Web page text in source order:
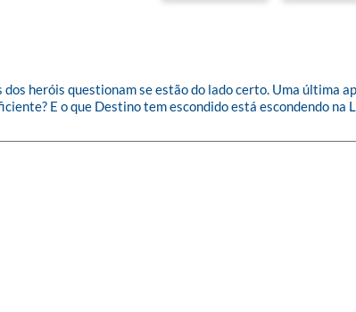
heróis questionam se estão do lado certo. Uma última
E o que Destino tem escondido está escondendo